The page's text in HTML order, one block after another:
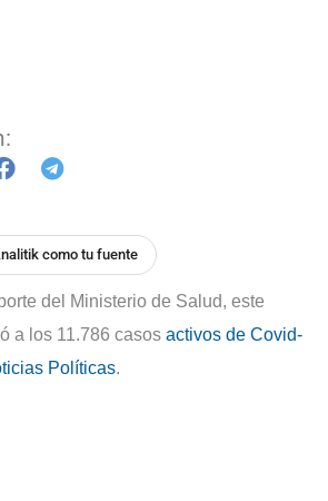
como tu fuente
del Ministerio de Salud, este
a los 11.786 casos activos de Covid-
Políticas.